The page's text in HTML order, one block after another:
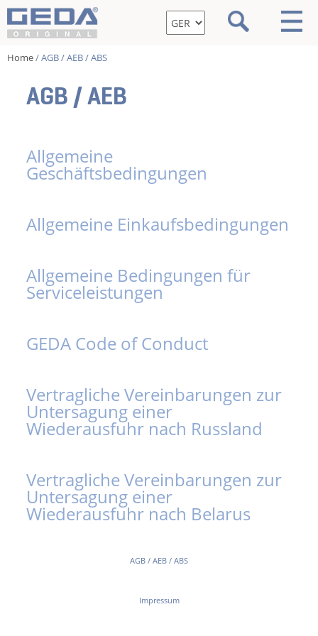
Home/ AGB / AEB / ABS
AGB / AEB
Allgemeine
Geschäftsbedingungen
Allgemeine Einkaufsbedingungen
Allgemeine Bedingungen für
Serviceleistungen
GEDA Code of Conduct
Vertragliche Vereinbarungen zur
Untersagung einer
Wiederausfuhr nach Russland
Vertragliche Vereinbarungen zur
Untersagung einer
Wiederausfuhr nach Belarus
AGB / AEB / ABS
Impressum